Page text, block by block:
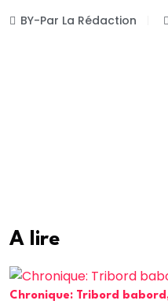
BY-Par La Rédaction
A lire
Chronique: Tribord